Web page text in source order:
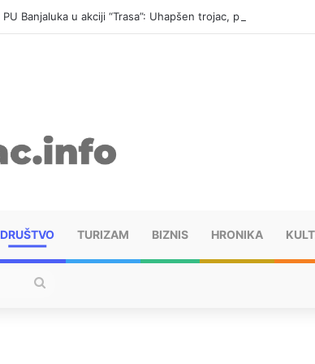
PU Banjaluka u akciji “Trasa”: Uhapšen trojac, pronađeno 14
DRUŠTVO TURIZAM BIZNIS HRONIKA